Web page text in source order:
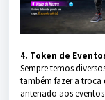
4. Token de
Sempre temos
também fazer a troca
antenado aos